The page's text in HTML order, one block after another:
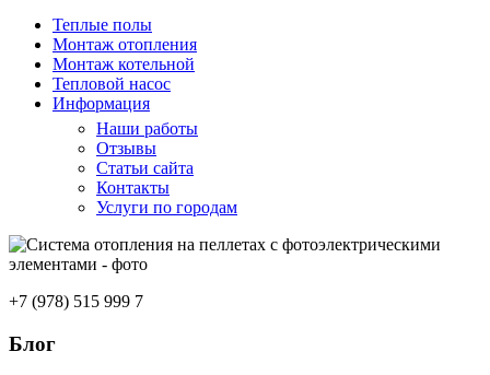
Теплые полы
Монтаж отопления
Монтаж котельной
Тепловой насос
Информация
Наши работы
Отзывы
Статьи сайта
Контакты
Услуги по городам
+7 (978) 515 999 7
Блог